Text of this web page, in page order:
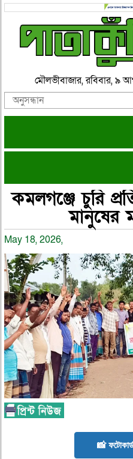
মৌলভীবাজার, রবিবার, ৯
কমলগঞ্জে চুরি
মানুষের
May 18, 2026,
📸